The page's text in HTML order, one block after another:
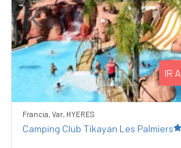
Previous
IR
Francia, Var, HYERES
Camping Club Tikayan Les Palmiers